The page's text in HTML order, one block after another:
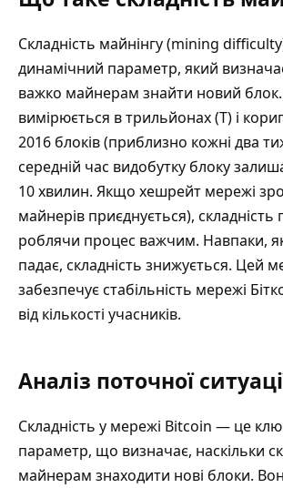
Складність майнінгу (mining
динамічний параметр, який
важко майнерам знайти новий блок.
вимірюється в трильйонах (T) і
2016 блоків (приблизно кожні два
середній час видобутку блоку
10 хвилин. Якщо хешрейт мережі
майнерів приєднується), складність
роблячи процес важчим. Навпаки,
падає, складність знижується. Цей
забезпечує стабільність мережі
від кількості учасників.
Аналіз поточної
Складність у мережі Bitcoin — це
параметр, що визначає, наскільки
майнерам знаходити нові блоки.